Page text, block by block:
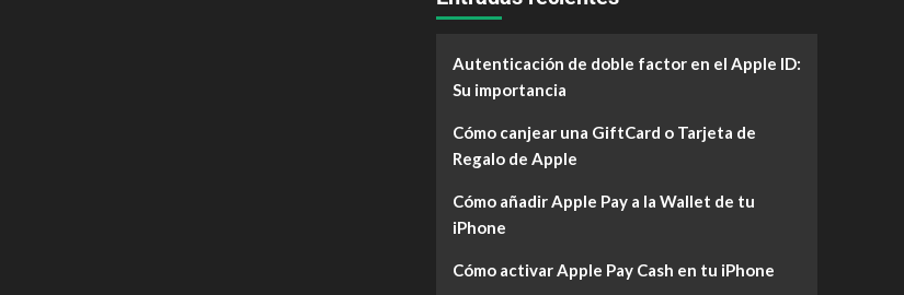
Autenticación de doble factor en el Apple ID:
Su importancia
Cómo canjear una GiftCard o Tarjeta de
Regalo de Apple
Cómo añadir Apple Pay a la Wallet de tu
iPhone
Cómo activar Apple Pay Cash en tu iPhone